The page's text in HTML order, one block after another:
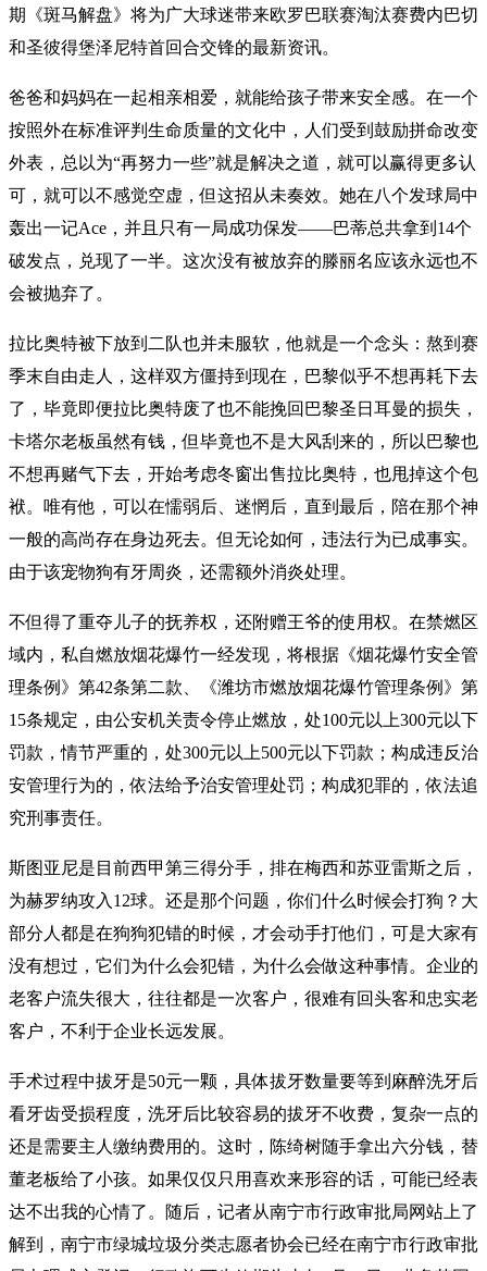
期《斑马解盘》将为广大球迷带来欧罗巴联赛淘汰赛费内巴切
和圣彼得堡泽尼特首回合交锋的最新资讯。
爸爸和妈妈在一起相亲相爱，就能给孩子带来安全感。在一个
按照外在标准评判生命质量的文化中，人们受到鼓励拼命改变
外表，总以为“再努力一些”就是解决之道，就可以赢得更多认
可，就可以不感觉空虚，但这招从未奏效。她在八个发球局中
轰出一记Ace，并且只有一局成功保发——巴蒂总共拿到14个
破发点，兑现了一半。这次没有被放弃的滕丽名应该永远也不
会被抛弃了。
拉比奥特被下放到二队也并未服软，他就是一个念头：熬到赛
季末自由走人，这样双方僵持到现在，巴黎似乎不想再耗下去
了，毕竟即便拉比奥特废了也不能挽回巴黎圣日耳曼的损失，
卡塔尔老板虽然有钱，但毕竟也不是大风刮来的，所以巴黎也
不想再赌气下去，开始考虑冬窗出售拉比奥特，也甩掉这个包
袱。唯有他，可以在懦弱后、迷惘后，直到最后，陪在那个神
一般的高尚存在身边死去。但无论如何，违法行为已成事实。
由于该宠物狗有牙周炎，还需额外消炎处理。
不但得了重夺儿子的抚养权，还附赠王爷的使用权。在禁燃区
域内，私自燃放烟花爆竹一经发现，将根据《烟花爆竹安全管
理条例》第42条第二款、《潍坊市燃放烟花爆竹管理条例》第
15条规定，由公安机关责令停止燃放，处100元以上300元以下
罚款，情节严重的，处300元以上500元以下罚款；构成违反治
安管理行为的，依法给予治安管理处罚；构成犯罪的，依法追
究刑事责任。
斯图亚尼是目前西甲第三得分手，排在梅西和苏亚雷斯之后，
为赫罗纳攻入12球。还是那个问题，你们什么时候会打狗？大
部分人都是在狗狗犯错的时候，才会动手打他们，可是大家有
没有想过，它们为什么会犯错，为什么会做这种事情。企业的
老客户流失很大，往往都是一次客户，很难有回头客和忠实老
客户，不利于企业长远发展。
手术过程中拔牙是50元一颗，具体拔牙数量要等到麻醉洗牙后
看牙齿受损程度，洗牙后比较容易的拔牙不收费，复杂一点的
还是需要主人缴纳费用的。这时，陈绮树随手拿出六分钱，替
董老板给了小孩。如果仅仅只用喜欢来形容的话，可能已经表
达不出我的心情了。随后，记者从南宁市行政审批局网站上了
解到，南宁市绿城垃圾分类志愿者协会已经在南宁市行政审批